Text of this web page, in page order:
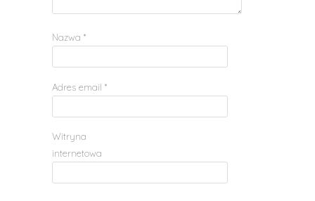
Nazwa *
Adres email *
Witryna
internetowa